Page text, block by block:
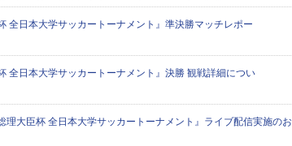
全日本大学サッカートーナメント』準決勝マッチレポー
全日本大学サッカートーナメント』決勝 観戦詳細につい
理大臣杯 全日本大学サッカートーナメント』ライブ配信実施のお